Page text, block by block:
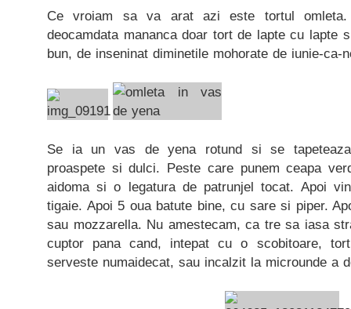
Ce vroiam sa va arat azi este tortul
deocamdata mananca doar tort de lapte cu lapte
bun, de inseninat diminetile mohorate de iunie-ca-
Se ia un vas de yena rotund si se
proaspete si dulci. Peste care punem ceapa
aidoma si o legatura de patrunjel tocat. Apoi
tigaie. Apoi 5 oua batute bine, cu sare si piper.
sau mozzarella. Nu amestecam, ca tre sa iasa
cuptor pana cand, intepat cu o scobitoare,
serveste numaidecat, sau incalzit la microunde a